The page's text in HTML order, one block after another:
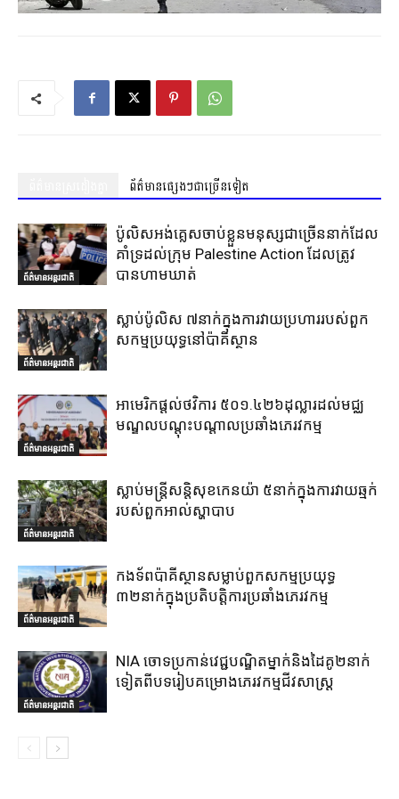
ព័ត៌មានផ្សេងៗជាច្រើនទៀត
ព័ត៌មានអន្តរជាតិ
ប៉ូលិសអង់គ្លេសចាប់ខ្លួនមនុស្សជាច្រើននាក់ដែល
គាំទ្រដល់ក្រុម Palestine Action ដែលត្រូវ
បានហាមឃាត់
ព័ត៌មានអន្តរជាតិ
ស្លាប់ប៉ូលិស ៧នាក់ក្នុងការវាយប្រហាររបស់ពួក
សកម្មប្រយុទ្ធនៅប៉ាគីស្ថាន
ព័ត៌មានអន្តរជាតិ
អាមេរិកផ្តល់ថវិការ ៥០១.៤២៦ដុល្លារដល់មជ្ឈ
មណ្ឌលបណ្តុះបណ្តាលប្រឆាំងភេរវកម្ម
ព័ត៌មានអន្តរជាតិ
ស្លាប់មន្ត្រីសន្តិសុខកេនយ៉ា ៥នាក់ក្នុងការវាយឆ្មក់
របស់ពួកអាល់ស្ហាបាប
ព័ត៌មានអន្តរជាតិ
កងទ័ពប៉ាគីស្ថានសម្លាប់ពួកសកម្មប្រយុទ្ធ
៣២នាក់ក្នុងប្រតិបត្តិការប្រឆាំងភេរវកម្ម
ព័ត៌មានអន្តរជាតិ
NIA ចោទប្រកាន់វេជ្ជបណ្ឌិតម្នាក់និងដៃគូ២នាក់
ទៀតពីបទរៀបគម្រោងភេរវកម្មជីវសាស្ត្រ